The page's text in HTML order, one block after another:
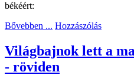
békéért:
Bővebben ... Hozzászólás
Világbajnok lett a
- röviden